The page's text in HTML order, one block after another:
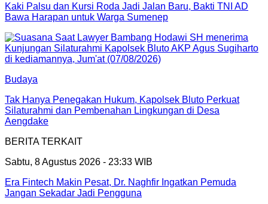
Kaki Palsu dan Kursi Roda Jadi Jalan Baru, Bakti TNI AD
Bawa Harapan untuk Warga Sumenep
Budaya
Tak Hanya Penegakan Hukum, Kapolsek Bluto Perkuat
Silaturahmi dan Pembenahan Lingkungan di Desa
Aengdake
BERITA TERKAIT
Sabtu, 8 Agustus 2026 - 23:33 WIB
Era Fintech Makin Pesat, Dr. Naghfir Ingatkan Pemuda
Jangan Sekadar Jadi Pengguna